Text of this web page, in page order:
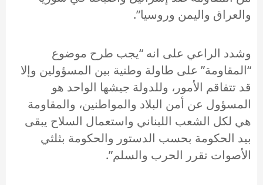
والعراق واليمن وروسيا”.
وشدد الراعي على انه “يجب طرح موضوع
“المقاومة” على طاولة وطنية بين المسؤولين وإلا
قد تتفاقم الأمور، وللدولة جيشها الواحد هو
المسؤول عن أمن البلاد والمواطنين، والمقاومة
هي لكل الشعب اللبناني واستعمال السلاح يبقى
بيد الحكومة بحسب ​الدستور​ والحكومة بثلثي
الأصوات تقرر الحرب والسلم”.